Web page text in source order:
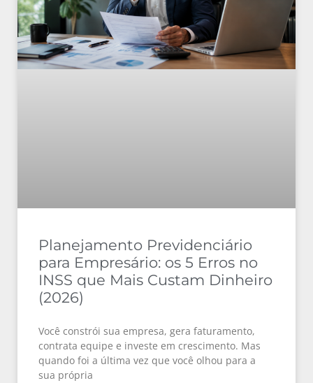
Planejamento Previdenciário
para Empresário: os 5 Erros no
INSS que Mais Custam Dinheiro
(2026)
Você constrói sua empresa, gera faturamento,
contrata equipe e investe em crescimento. Mas
quando foi a última vez que você olhou para a
sua própria